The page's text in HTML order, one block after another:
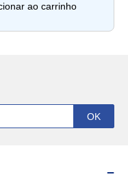
ao carrinho